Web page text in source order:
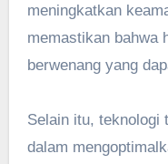
meningkatkan
memastikan bahwa
berwenang yang
Selain itu, teknologi
dalam